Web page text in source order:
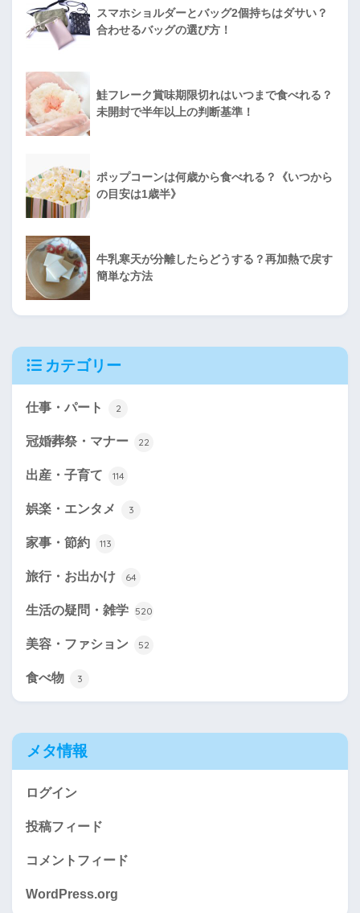
スマホショルダーとバッグ2個持ちはダサい？
合わせるバッグの選び方！
鮭フレーク賞味期限切れはいつまで食べれる？
未開封で半年以上の判断基準！
ポップコーンは何歳から食べれる？《いつから
の目安は1歳半》
牛乳寒天が分離したらどうする？再加熱で戻す
簡単な方法
カテゴリー
仕事・パート 2
冠婚葬祭・マナー 22
出産・子育て 114
娯楽・エンタメ 3
家事・節約 113
旅行・お出かけ 64
生活の疑問・雑学 520
美容・ファション 52
食べ物 3
メタ情報
ログイン
投稿フィード
コメントフィード
WordPress.org